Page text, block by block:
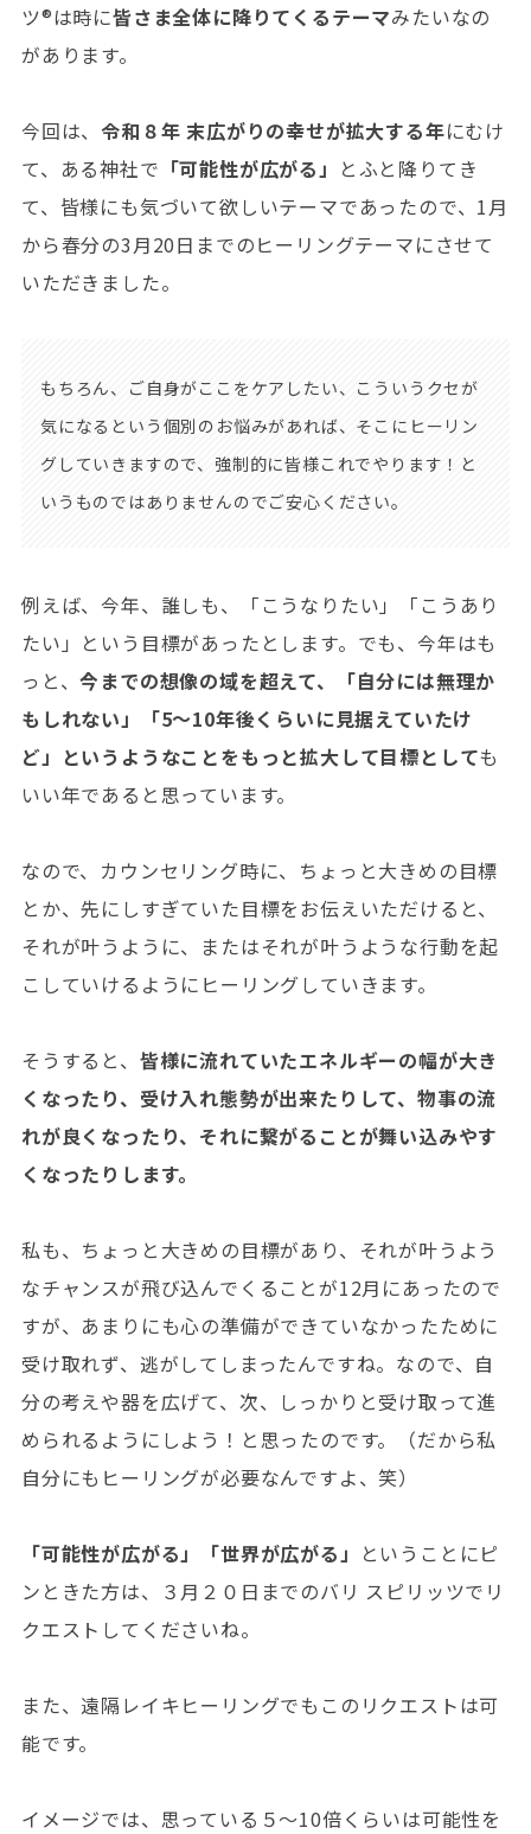
ツ®︎は時に皆さま全体に降りてくるテーマみたいなの
があります。
今回は、令和８年 末広がりの幸せが拡大する年にむけ
て、ある神社で 「可能性が広がる」 とふと降りてき
て、皆様にも気づいて欲しいテーマであったので、1月
から春分の3月20日までのヒーリングテーマにさせて
いただきました。
もちろん、ご自身がここをケアしたい、こういうクセが
気になるという個別のお悩みがあれば、そこにヒーリン
グしていきますので、強制的に皆様これでやります！と
いうものではありませんのでご安心ください。
例えば、今年、誰しも、「こうなりたい」「こうあり
たい」という目標があったとします。でも、今年はも
っと、今までの想像の域を超えて、「自分には無理か
もしれない」「5～10年後くらいに見据えていたけ
ど」というようなことをもっと拡大して目標としても
いい年であると思っています。
なので、カウンセリング時に、ちょっと大きめの目標
とか、先にしすぎていた目標をお伝えいただけると、
それが叶うように、またはそれが叶うような行動を起
こしていけるようにヒーリングしていきます。
そうすると、 皆様に流れていたエネルギーの幅が大き
くなったり、受け入れ態勢が出来たりして、物事の流
れが良くなったり、それに繋がることが舞い込みやす
くなったりします。
私も、ちょっと大きめの目標があり、それが叶うよう
なチャンスが飛び込んでくることが12月にあったので
すが、あまりにも心の準備ができていなかったために
受け取れず、逃がしてしまったんですね。なので、自
分の考えや器を広げて、次、しっかりと受け取って進
められるようにしよう！と思ったのです。（だから私
自分にもヒーリングが必要なんですよ、笑）
「可能性が広がる」「世界が広がる」 ということにピ
ンときた方は、３月２０日までのバリ スピリッツでリ
クエストしてくださいね。
また、遠隔レイキヒーリングでもこのリクエストは可
能です。
イメージでは、思っている５～10倍くらいは可能性を